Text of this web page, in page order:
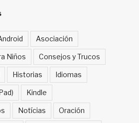
Asociación
Niños Consejos y Trucos
Historias Idiomas
Kindle
Notícias Oración